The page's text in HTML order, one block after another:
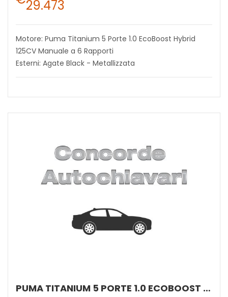
29.473
Motore: Puma Titanium 5 Porte 1.0 EcoBoost Hybrid
125CV Manuale a 6 Rapporti
Esterni: Agate Black - Metallizzata
PUMA TITANIUM 5 PORTE 1.0 ECOBOOST HYBRID 125CV MANUALE A 6 RAPPORTI